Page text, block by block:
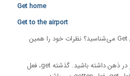
Get home
Get to the airport
شما چه کاربردهای دیگری برای Get می‌شناسید؟ نظرات خود را همین
بهتر است صرف فعل get را نیز در ذهن داشته باشید. گذشته get، فعل